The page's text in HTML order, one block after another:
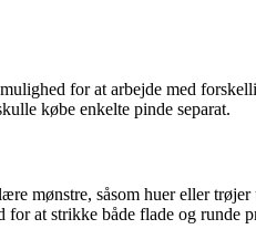
for at arbejde med
købe enkelte pinde separat.
mønstre, såsom huer eller
at strikke både flade og runde